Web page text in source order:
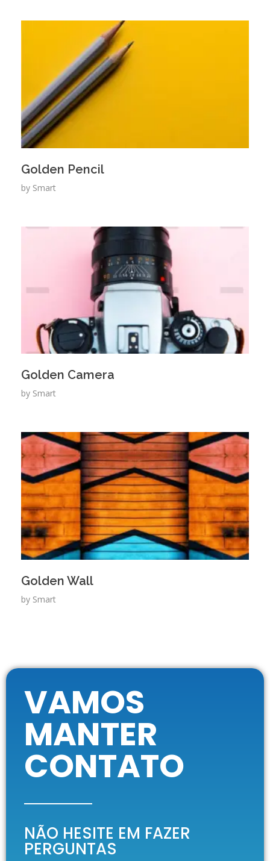
Golden Pencil
by Smart
Golden Camera
by Smart
Golden Wall
by Smart
VAMOS
MANTER
CONTATO
NÃO HESITE EM FAZER
PERGUNTAS